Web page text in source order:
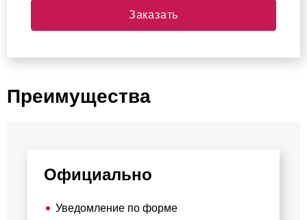
Заказать
Преимущества
Официально
Уведомление по форме